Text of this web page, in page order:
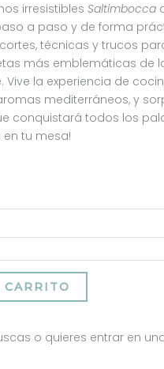
irresistibles Saltimbocca
a paso y de forma
técnicas y trucos
más emblemáticas de
Vive la experiencia de
mediterráneos, y
conquistará todos los
tu mesa!
o quieres entrar en